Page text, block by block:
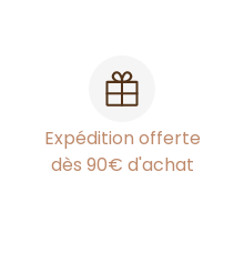
Expédition offerte
dès 90€ d'achat